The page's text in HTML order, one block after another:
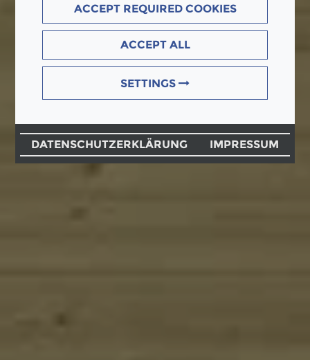
ACCEPT REQUIRED COOKIES
ACCEPT ALL
SETTINGS
DATENSCHUTZERKLÄRUNG IMPRESSUM